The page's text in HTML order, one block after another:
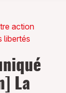
action
libertés
La